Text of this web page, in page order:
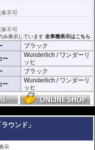
り、ライダーの体格やポジシ
わず、無理のない自然な視線
角を確保
不可
不可
み表示しています全車種表示はこちら
ブラック
ー
Wunderlich / ワンダーリ
ッヒ
ブラック
ー
Wunderlich / ワンダーリ
ッヒ
ウンド」
示